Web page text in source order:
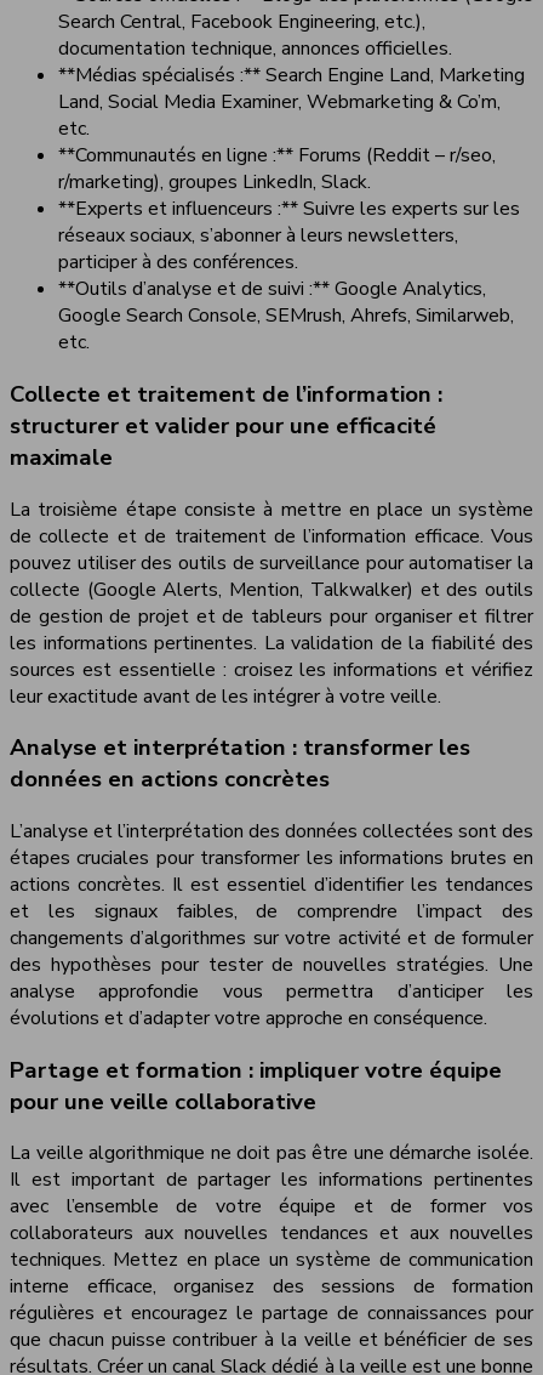
Search Central, Facebook Engineering, etc.),
documentation technique, annonces officielles.
**Médias spécialisés :** Search Engine Land, Marketing
Land, Social Media Examiner, Webmarketing & Co’m,
etc.
**Communautés en ligne :** Forums (Reddit – r/seo,
r/marketing), groupes LinkedIn, Slack.
**Experts et influenceurs :** Suivre les experts sur les
réseaux sociaux, s’abonner à leurs newsletters,
participer à des conférences.
**Outils d’analyse et de suivi :** Google Analytics,
Google Search Console, SEMrush, Ahrefs, Similarweb,
etc.
Collecte et traitement de l’information :
structurer et valider pour une efficacité
maximale
La troisième étape consiste à mettre en place un système
de collecte et de traitement de l’information efficace. Vous
pouvez utiliser des outils de surveillance pour automatiser la
collecte (Google Alerts, Mention, Talkwalker) et des outils
de gestion de projet et de tableurs pour organiser et filtrer
les informations pertinentes. La validation de la fiabilité des
sources est essentielle : croisez les informations et vérifiez
leur exactitude avant de les intégrer à votre veille.
Analyse et interprétation : transformer les
données en actions concrètes
L’analyse et l’interprétation des données collectées sont des
étapes cruciales pour transformer les informations brutes en
actions concrètes. Il est essentiel d’identifier les tendances
et les signaux faibles, de comprendre l’impact des
changements d’algorithmes sur votre activité et de formuler
des hypothèses pour tester de nouvelles stratégies. Une
analyse approfondie vous permettra d’anticiper les
évolutions et d’adapter votre approche en conséquence.
Partage et formation : impliquer votre équipe
pour une veille collaborative
La veille algorithmique ne doit pas être une démarche isolée.
Il est important de partager les informations pertinentes
avec l’ensemble de votre équipe et de former vos
collaborateurs aux nouvelles tendances et aux nouvelles
techniques. Mettez en place un système de communication
interne efficace, organisez des sessions de formation
régulières et encouragez le partage de connaissances pour
que chacun puisse contribuer à la veille et bénéficier de ses
résultats. Créer un canal Slack dédié à la veille est une bonne